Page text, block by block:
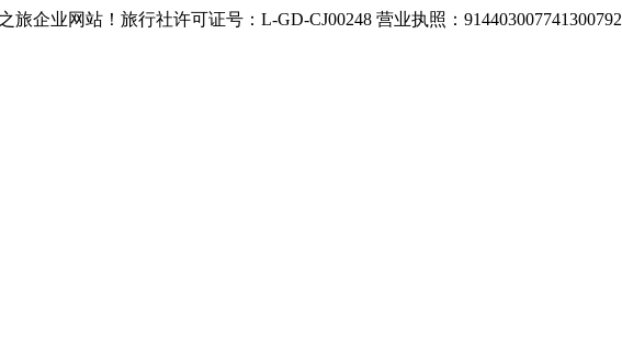
企业网站！旅行社许可证号：L-GD-CJ00248 营业执照：914403007741300792